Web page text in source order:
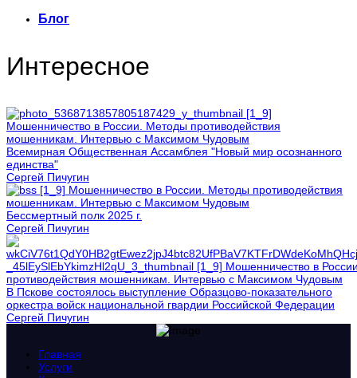
Блог
Интересное
Всемирная Общественная Ассамблея "Новый мир осознанного
единства"
Сергей Пичугин
Бессмертный полк 2025 г.
Сергей Пичугин
В Пскове состоялось выступление Образцово-показательного
оркестра войск национальной гвардии Российской Федерации
Сергей Пичугин
Главная
Услуги